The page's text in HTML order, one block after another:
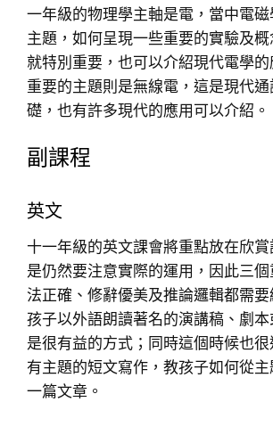
一年級的物理學主軸是電，當中電
主題，如何呈現一些重要的實驗及
就特別重要，也可以介紹現代電學的
重要的主題則是無線電，這是現代
礎，也有許多現代的應用可以介紹。
副課程
英文
十一年級的英文課會將重點放在欣
是仍然要注意實際的運用，因此三
法正確、修辭優美及推論邏輯都需
孩子以外語朗讀著名的演講稿、劇
是很有益的方式；同時這個時候也
有主題的短文寫作，教孩子如何從
一篇文章。